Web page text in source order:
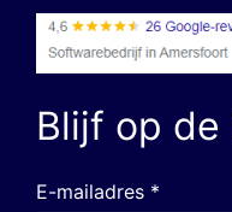
Blijf op de
E-mailadres *